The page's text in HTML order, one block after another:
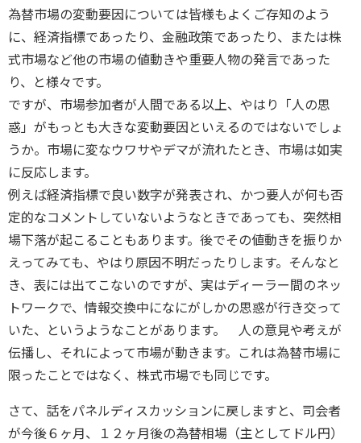
為替市場の変動要因については皆様もよくご存知のよう
に、経済指標であったり、金融政策であったり、または株
式市場など他の市場の値動きや重要人物の発言であった
り、と様々です。
ですが、市場参加者が人間である以上、やはり「人の思
惑」がもっとも大きな変動要因といえるのではないでしょ
うか。市場に変なウワサやデマが流れたとき、市場は如実
に反応します。
例えば経済指標で良い数字が発表され、かつ要人が何も否
定的なコメントしていないようなときであっても、突然相
場下落が起こることもあります。後でその値動きを振りか
えってみても、やはり原因不明だったりします。そんなと
き、表には出てこないのですが、実はディーラー間のネッ
トワークで、情報交換中になにがしかの思惑が行き交って
いた、というようなことがあります。 人の意見や考えが
伝播し、それによって市場が動きます。これは為替市場に
限ったことではなく、株式市場でも同じです。
さて、話をパネルディスカッションに戻しますと、司会者
が今後６ヶ月、１２ヶ月後の為替相場（主としてドル円）